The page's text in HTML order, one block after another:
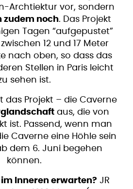
Archtiektur vor, sondern
zudem noch. Das Projekt
Tagen “aufgepustet”
12 und 17 Meter
nach oben, so dass das
Stellen in Paris leicht
sehen ist.
das Projekt – die Caverne
aus, die von
ist. Passend, wenn man
Caverne eine Höhle sein
dem 6. Juni begehen
können.
Inneren erwarten? JR